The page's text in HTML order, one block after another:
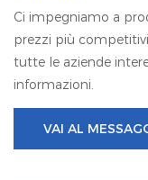
Ci impegniamo a
prezzi più
tutte le aziende
informazioni.
VAI AL